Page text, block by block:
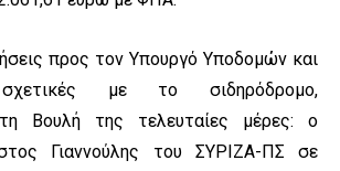
προς τον Υπουργό Υποδομών και
με το σιδηρόδρομο,
Βουλή της τελευταίες μέρες: ο
Γιαννούλης του ΣΥΡΙΖΑ-ΠΣ σε